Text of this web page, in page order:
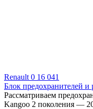
Renault 0 16 041
Блок предохранителей и
Рассматриваем
Kangoo 2 поколения —